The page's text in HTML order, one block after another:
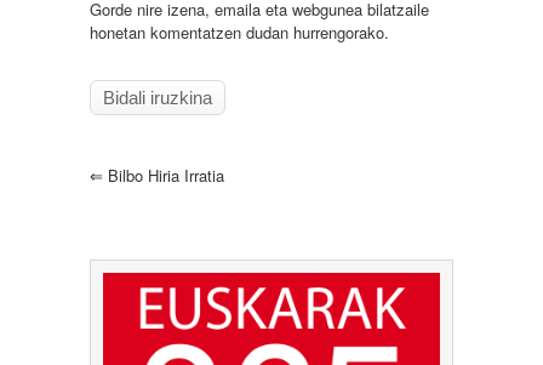
Gorde nire izena, emaila eta webgunea bilatzaile
honetan komentatzen dudan hurrengorako.
⇐ Bilbo Hiria Irratia